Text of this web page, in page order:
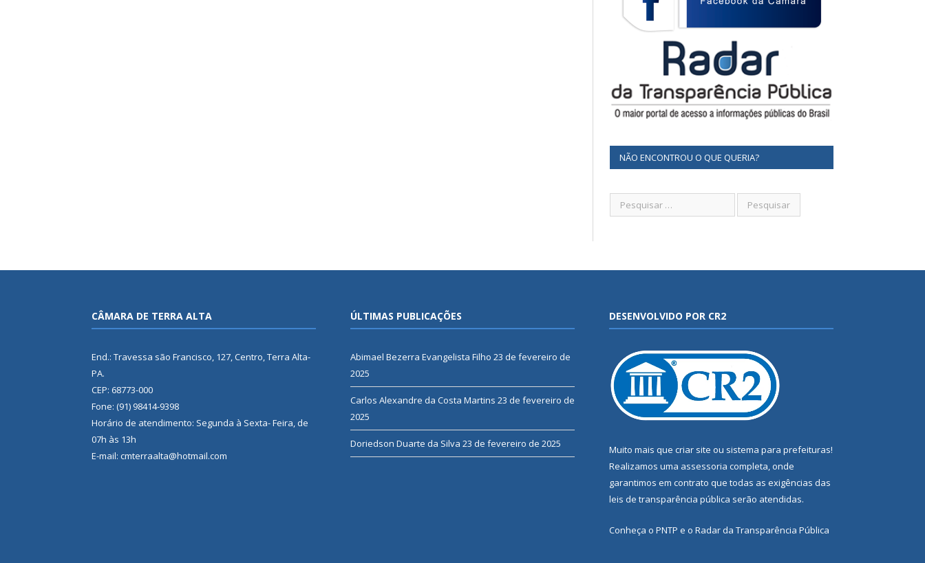
NÃO ENCONTROU O QUE QUERIA?
CÂMARA DE TERRA ALTA
End.: Travessa são Francisco, 127, Centro, Terra Alta-
PA.
CEP: 68773-000
Fone: (91) 98414-9398
Horário de atendimento: Segunda à Sexta- Feira, de
07h às 13h
E-mail: cmterraalta@hotmail.com
ÚLTIMAS PUBLICAÇÕES
Abimael Bezerra Evangelista Filho 23 de fevereiro de
2025
Carlos Alexandre da Costa Martins 23 de fevereiro de
2025
Doriedson Duarte da Silva 23 de fevereiro de 2025
DESENVOLVIDO POR CR2
Muito mais que criar site ou sistema para prefeituras!
Realizamos uma assessoria completa, onde
garantimos em contrato que todas as exigências das
leis de transparência pública serão atendidas.
Conheça o PNTP e o Radar da Transparência Pública